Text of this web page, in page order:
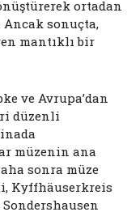
ortadan
sonuçta,
mantıklı bir
ve Avrupa’dan
düzenli
müzenin ana
sonra müze
Kyffhäuserkreis